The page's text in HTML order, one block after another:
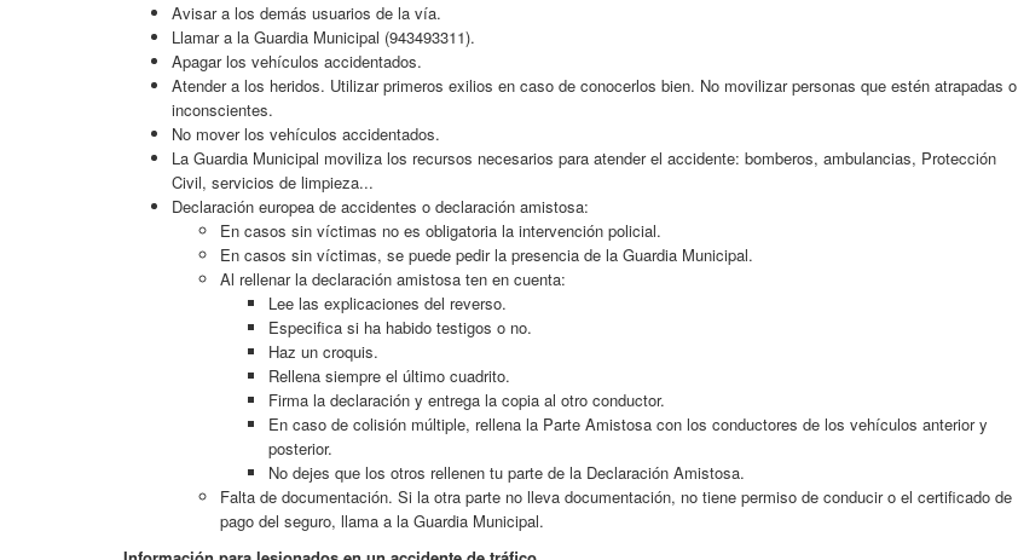
Avisar a los demás usuarios de la vía.
Llamar a la Guardia Municipal (943493311).
Apagar los vehículos accidentados.
Atender a los heridos. Utilizar primeros exilios en caso de conocerlos bien. No movilizar personas que estén atrapadas o
inconscientes.
No mover los vehículos accidentados.
La Guardia Municipal moviliza los recursos necesarios para atender el accidente: bomberos, ambulancias, Protección
Civil, servicios de limpieza...
Declaración europea de accidentes o declaración amistosa:
En casos sin víctimas no es obligatoria la intervención policial.
En casos sin víctimas, se puede pedir la presencia de la Guardia Municipal.
Al rellenar la declaración amistosa ten en cuenta:
Lee las explicaciones del reverso.
Especifica si ha habido testigos o no.
Haz un croquis.
Rellena siempre el último cuadrito.
Firma la declaración y entrega la copia al otro conductor.
En caso de colisión múltiple, rellena la Parte Amistosa con los conductores de los vehículos anterior y
posterior.
No dejes que los otros rellenen tu parte de la Declaración Amistosa.
Falta de documentación. Si la otra parte no lleva documentación, no tiene permiso de conducir o el certificado de
pago del seguro, llama a la Guardia Municipal.